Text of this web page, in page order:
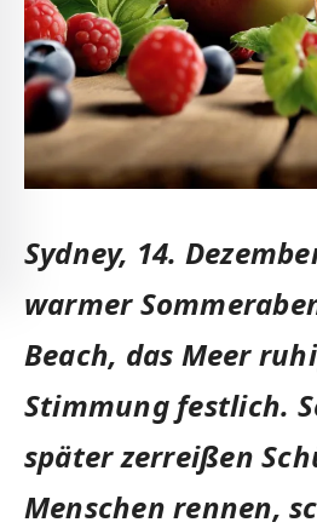
Sydney, 14.
warmer
Beach, das Meer
Stimmung festlich.
später zerreißen
Menschen rennen,